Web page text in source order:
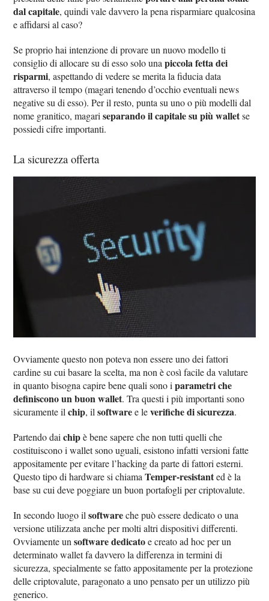
dal capitale, quindi vale davvero la pena risparmiare qualcosina
e affidarsi al caso?
Se proprio hai intenzione di provare un nuovo modello ti
consiglio di allocare su di esso solo unapiccola fetta dei
risparmi, aspettando di vedere se merita la fiducia data
attraverso il tempo (magari tenendo d’occhio eventuali news
negative su di esso). Per il resto, punta su uno o più modelli dal
nome granitico, magariseparando il capitale su più walletse
possiedi cifre importanti.
La sicurezza offerta
Ovviamente questo non poteva non essere uno dei fattori
cardine su cui basare la scelta, ma non è così facile da valutare
in quanto bisogna capire bene quali sono iparametri che
definiscono un buon wallet. Tra questi i più importanti sono
sicuramente ilchip, ilsoftwaree leverifiche di sicurezza.
Partendo daichipè bene sapere che non tutti quelli che
costituiscono i wallet sono uguali, esistono infatti versioni fatte
appositamente per evitare l’hacking da parte di fattori esterni.
Questo tipo di hardware si chiamaTemper-resistanted è la
base su cui deve poggiare un buon portafogli per criptovalute.
In secondo luogo ilsoftwareche può essere dedicato o una
versione utilizzata anche per molti altri dispositivi differenti.
Ovviamente unsoftware dedicatoe creato ad hoc per un
determinato wallet fa davvero la differenza in termini di
sicurezza, specialmente se fatto appositamente per la protezione
delle criptovalute, paragonato a uno pensato per un utilizzo più
generico.